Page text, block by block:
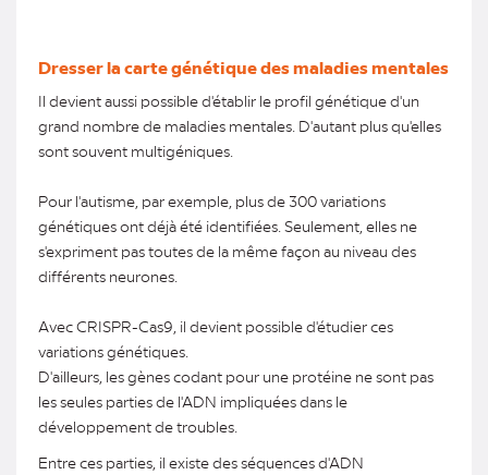
Dresser la carte génétique des maladies mentales
Il devient aussi possible d'établir le profil génétique d'un
grand nombre de maladies mentales. D'autant plus qu'elles
sont souvent multigéniques.
Pour l'autisme, par exemple, plus de 300 variations
génétiques ont déjà été identifiées. Seulement, elles ne
s'expriment pas toutes de la même façon au niveau des
différents neurones.
Avec CRISPR-Cas9, il devient possible d'étudier ces
variations génétiques.
D'ailleurs, les gènes codant pour une protéine ne sont pas
les seules parties de l'ADN impliquées dans le
développement de troubles.
Entre ces parties, il existe des séquences d'ADN